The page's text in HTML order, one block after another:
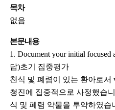
목차
없음
본문내용
1. Document your initial focused
답)초기 집중평가
천식 및 폐렴이 있는 환아로서
청진에 집중적으로 사정했습
식 및 폐렴 약물을 투약하였습